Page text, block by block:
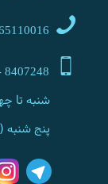
شنبه تا
پنج شنبه (8:30 الی 13:30)